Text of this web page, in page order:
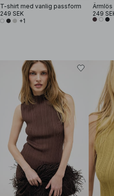
T-shirt med vanlig passform
249 SEK
+1
249